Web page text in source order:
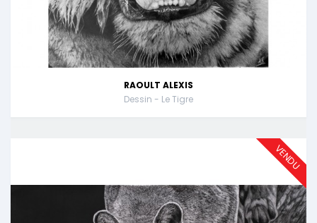
RAOULT ALEXIS
Dessin - Le Tigre
VENDU